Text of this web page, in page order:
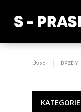
Úvod BRZDY
KATEGORIE